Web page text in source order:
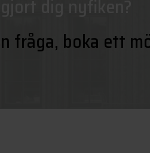
fråga, boka ett